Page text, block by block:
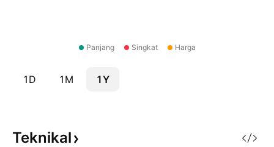
Panjang Singkat Harga
1D 1M 1Y
Teknikal